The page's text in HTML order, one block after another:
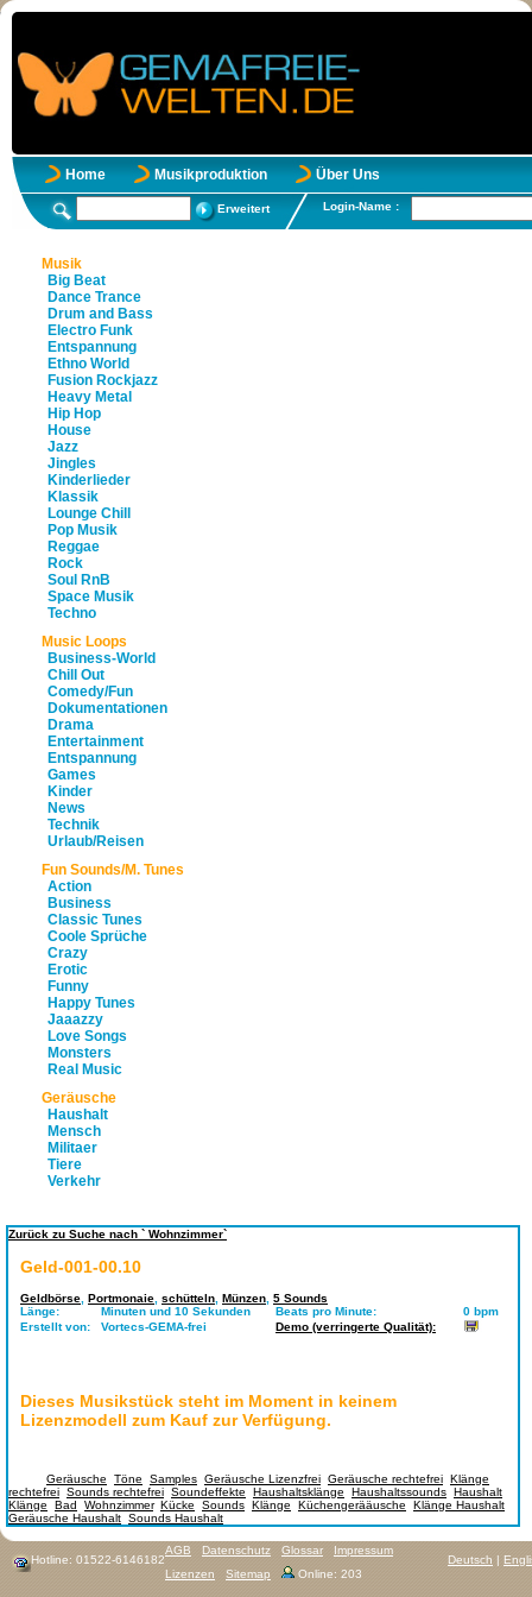
Home Musikproduktion Über Uns
Erweitert Login-Name :
Musik
Big Beat
Dance Trance
Drum and Bass
Electro Funk
Entspannung
Ethno World
Fusion Rockjazz
Heavy Metal
Hip Hop
House
Jazz
Jingles
Kinderlieder
Klassik
Lounge Chill
Pop Musik
Reggae
Rock
Soul RnB
Space Musik
Techno
Music Loops
Business-World
Chill Out
Comedy/Fun
Dokumentationen
Drama
Entertainment
Entspannung
Games
Kinder
News
Technik
Urlaub/Reisen
Fun Sounds/M. Tunes
Action
Business
Classic Tunes
Coole Sprüche
Crazy
Erotic
Funny
Happy Tunes
Jaaazzy
Love Songs
Monsters
Real Music
Geräusche
Haushalt
Mensch
Militaer
Tiere
Verkehr
Zurück zu Suche nach ` Wohnzimmer`
Geld-001-00.10
Geldbörse Portmonaie schütteln Münzen 5 Sounds
Länge:
Minuten und 10 Sekunden Beats pro Minute:
0 bpm
Erstellt von:
Vortecs-GEMA-frei Demo (verringerte Qualität):
Dieses Musikstück steht im Moment in keinem
Lizenzmodell zum Kauf zur Verfügung.
Geräusche Töne Samples Geräusche Lizenzfrei Geräusche rechtefrei Klänge
rechtefrei Sounds rechtefrei Soundeffekte Haushaltsklänge Haushaltssounds Haushalt
Klänge
Bad Wohnzimmer, Kücke Sounds Klänge Küchengerääusche Klänge Haushalt
Geräusche Haushalt Sounds Haushalt
Hotline: 01522-6146182 Deutsch |
AGB Datenschutz Glossar
Impressum
Lizenzen
Sitemap Online: 203